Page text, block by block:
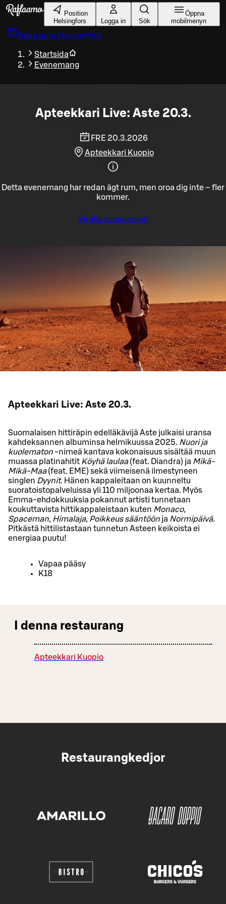
Gå till huvudinnehållet
Position
Helsingfors
Logga in Sök
Öppna
mobilmenyn
Boka bord Helsingfors
Startsida
Evenemang
Apteekkari Live: Aste 20.3.
FRE 20.3.2026
Apteekkari Kuopio
Detta evenemang har redan ägt rum, men oroa dig inte – fler
kommer.
Se alla evenemang
Apteekkari Live: Aste 20.3.
Suomalaisen hittiräpin edelläkävijä Aste julkaisi uransa
kahdeksannen albuminsa helmikuussa 2025. Nuori ja
kuolematon -nimeä kantava kokonaisuus sisältää muun
muassa platinahitit Köyhä laulaa(feat. Diandra) ja Mikä-
Mikä-Maa(feat. EME) sekä viimeisenä ilmestyneen
singlen Dyynit. Hänen kappaleitaan on kuunneltu
suoratoistopalveluissa yli 110 miljoonaa kertaa. Myös
Emma-ehdokkuuksia pokannut artisti tunnetaan
koukuttavista hittikappaleistaan kuten Monaco,
Spaceman, Himalaja, Poikkeus sääntöön ja Normipäivä.
Pitkästä hittilistastaan tunnetun Asteen keikoista ei
energiaa puutu!
Vapaa pääsy
K18
I denna restaurang
Apteekkari Kuopio
Restaurangkedjor